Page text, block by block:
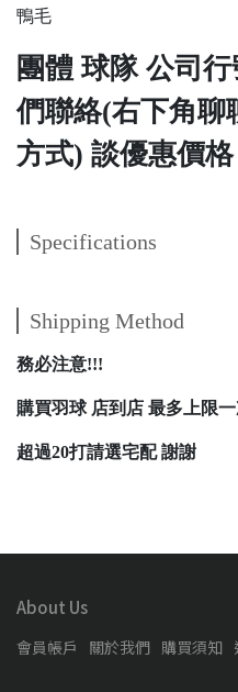
鴨毛
團體 球隊 公司
們聯絡(右下角聊
方式) 談優惠價
Specifications
Shipping Method
務必注意!!!
購買羽球 店到店 最多上限
超過20打請選宅配 謝謝
About Us
會員帳戶 關於我們 購買須知